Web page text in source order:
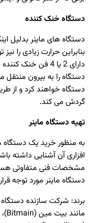
دستگاه خنک کننده
دستگاه های ماینر بدلیل
بنابراین حرارت زیادی را
دارای 2 یا 4 فن
دستگاه را به بیرون منتقل
دستگاه خواهند کرد و از
گردش می کند.
تهیه دستگاه ماینر
به منظور خرید یک
افزاری آن آشنایی داشته
مشخصات فنی متفاوتی
دستگاه ماینر مورد توجه
برند: شرکت سازنده